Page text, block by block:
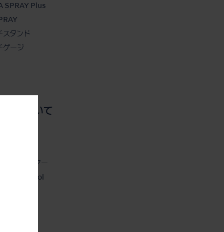
SPRAY Plus
スタンド
ゲージ
シについて
シについて
ナビリティ
シ360°ツアー
Control